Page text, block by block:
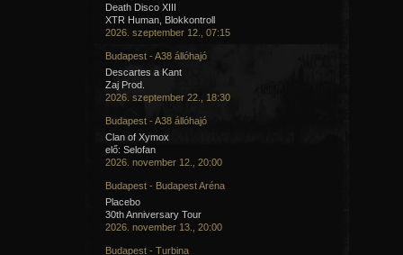
Death Disco XIII
XTR Human, Blokkontroll
2026. szeptember 12., 07:15
Budapest - A38 állóhajó
Descartes a Kant
Zaj Prod.
2026. szeptember 22., 18:30
Budapest - A38 állóhajó
Clan of Xymox
elő: Selofan
2026. november 12., 20:00
Budapest - Budapest Aréna
Placebo
30th Anniversary Tour
2026. november 13., 20:00
Budapest - Turbina